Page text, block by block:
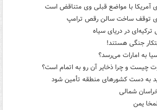
آمریکا با مواضع قبلی وی متناقض است
توقف ساخت سالن رقص ترامپ
در دریای سیاه
جنگی هستند!
به امارات می‌رسد؟
چیست و چرا ذخایر آن رو به اتمام است؟
به دست کشورهای منطقه تأمین شود
شمالی
یمن